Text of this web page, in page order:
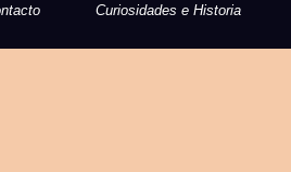
Curiosidades e Historia